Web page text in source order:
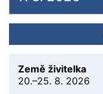
Země živitelka
20.–25. 8. 2026